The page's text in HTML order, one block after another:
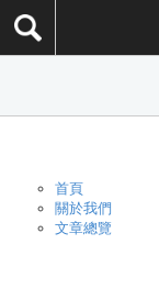
首頁
關於我們
文章總覽